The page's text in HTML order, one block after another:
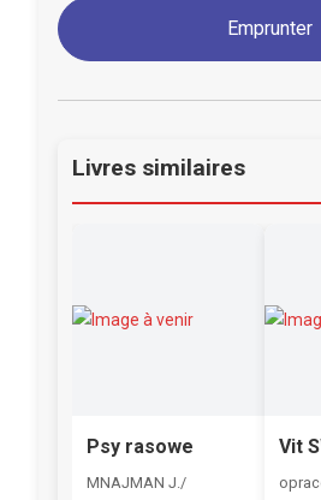
Emprunter
Livres similaires
Psy rasowe
MNAJMAN J./
Vit